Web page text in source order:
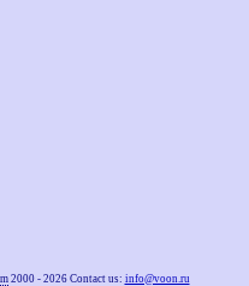
2000 - 2026 Contact us: info@voon.ru